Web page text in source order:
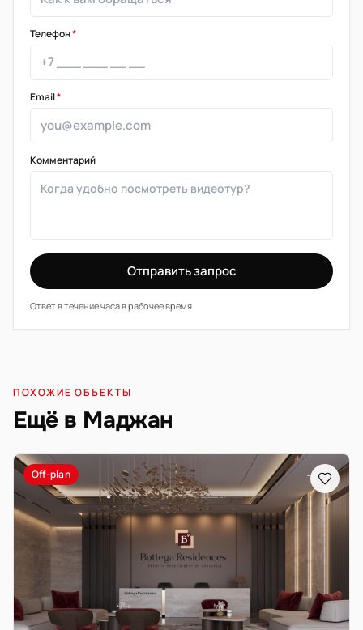
Телефон*
Email*
Комментарий
Отправить запрос
Ответ в течение часа в рабочее время.
ПОХОЖИЕ ОБЪЕКТЫ
Ещё в Маджан
Off-plan